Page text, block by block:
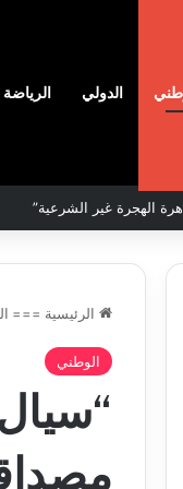
الدولي الرياضة
المحددة لسنة 2026
الرئيسية ===
الوطني
2026-08-03